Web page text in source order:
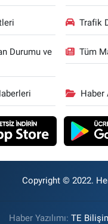
Trafik
Durumu ve
Tüm
Haber
Copyright © 2022.
Haber Yazılımı: TE